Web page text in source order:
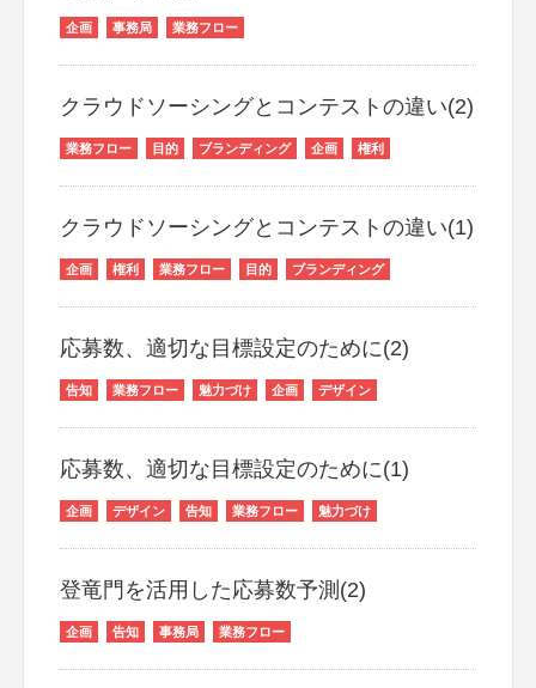
企画 事務局 業務フロー
クラウドソーシングとコンテストの違い(2)
業務フロー 目的 ブランディング 企画 権利
クラウドソーシングとコンテストの違い(1)
企画 権利 業務フロー 目的 ブランディング
応募数、適切な目標設定のために(2)
告知 業務フロー 魅力づけ 企画 デザイン
応募数、適切な目標設定のために(1)
企画 デザイン 告知 業務フロー 魅力づけ
登竜門を活用した応募数予測(2)
企画 告知 事務局 業務フロー